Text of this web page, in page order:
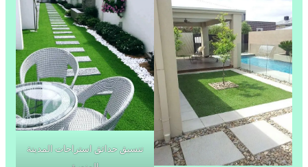
تنسيق حدائق استراحات المدينة